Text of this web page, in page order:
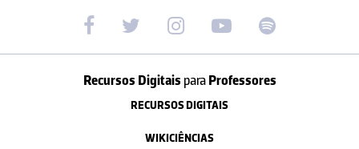
Recursos Digitais paraProfessores
RECURSOS DIGITAIS
WIKICIÊNCIAS